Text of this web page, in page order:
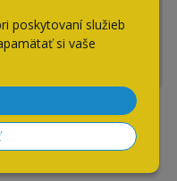
poskytovaní služieb
si vaše